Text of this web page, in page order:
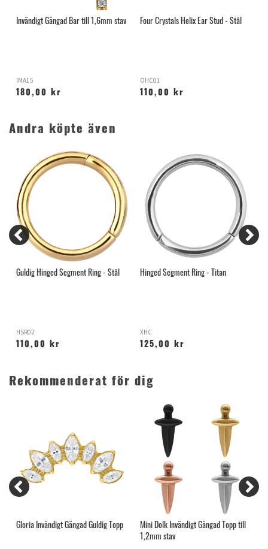
Invändigt Gängad Bar till 1,6mm stav
IMA15
180,00 kr
Four Crystals Helix Ear Stud - Stål
OHC01
110,00 kr
Andra köpte även
Guldig Hinged Segment Ring - Stål
HSR02
110,00 kr
Hinged Segment Ring - Titan
XHC
125,00 kr
Rekommenderat för dig
Gloria Invändigt Gängad Guldig Topp
Mini Dolk Invändigt Gängad Topp till
1,2mm stav